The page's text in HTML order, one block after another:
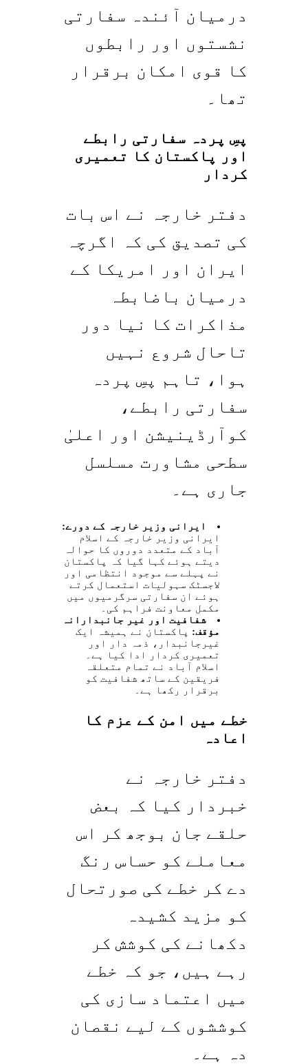
درمیان آئندہ سفارتی
نشستوں اور رابطوں
کا قوی امکان برقرار
تھا۔
پسِ پردہ سفارتی رابطے
اور پاکستان کا تعمیری
کردار
دفتر خارجہ نے اس بات
کی تصدیق کی کہ اگرچہ
ایران اور امریکا کے
درمیان باضابطہ
مذاکرات کا نیا دور
تاحال شروع نہیں
ہوا، تاہم پسِ پردہ
سفارتی رابطے،
کوآرڈینیشن اور اعلیٰ
سطحی مشاورت مسلسل
جاری ہے۔
ایرانی وزیر خارجہ کے دورے:
ایرانی وزیر خارجہ کے اسلام
آباد کے متعدد دوروں کا حوالہ
دیتے ہوئے کہا گیا کہ پاکستان
نے پہلے سے موجود انتظامی اور
لاجسٹک سہولیات استعمال کرتے
ہوئے ان سفارتی سرگرمیوں میں
مکمل معاونت فراہم کی۔
شفافیت اور غیر جانبدارانہ
مؤقف: پاکستان نے ہمیشہ ایک
غیرجانبدار، ذمہ دار اور
تعمیری کردار ادا کیا ہے۔
اسلام آباد نے تمام متعلقہ
فریقین کے ساتھ شفافیت کو
برقرار رکھا ہے۔
خطے میں امن کے عزم کا
اعادہ
دفتر خارجہ نے
خبردار کیا کہ بعض
حلقے جان بوجھ کر اس
معاملے کو حساس رنگ
دے کر خطے کی صورتحال
کو مزید کشیدہ
دکھانے کی کوشش کر
رہے ہیں، جو کہ خطے
میں اعتماد سازی کی
کوششوں کے لیے نقصان
دہ ہے۔